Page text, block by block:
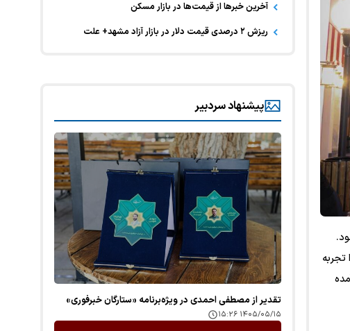
آخرین خبر‌ها از قیمت‌ها در بازار مسکن
ریزش ۲ درصدی قیمت دلار در بازار آزاد مشهد+ علت
پیشنهاد سردبیر
تقدیر از مصطفی احمدی در ویژه‌برنامه «ستارگان خبرفوری»
۱۴۰۵/۰۵/۱۵ ۱۵:۲۶